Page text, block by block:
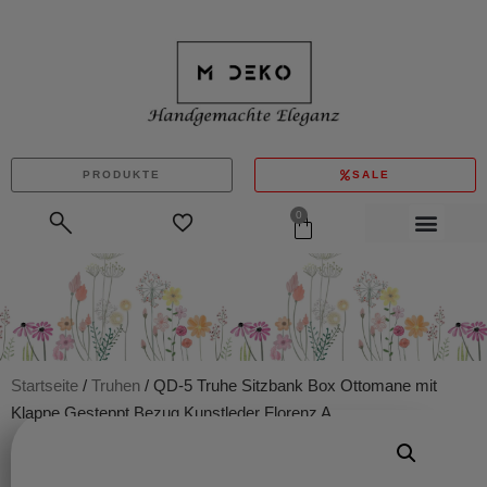
PRODUKTE SALE
0
Startseite / Truhen / QD-5 Truhe Sitzbank Box Ottomane mit
Klappe Gesteppt Bezug Kunstleder Florenz A